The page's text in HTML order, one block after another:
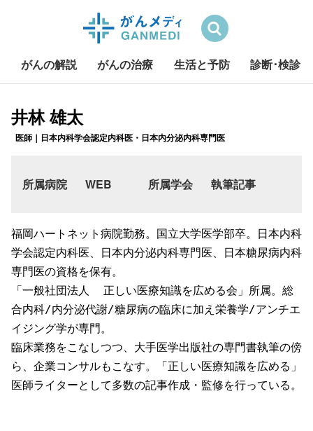
検索
がんの解説 がんの治療 生活と予防 診断･検診
井林 雄太
医師｜日本内科学会認定内科医・日本内分泌内科専門医
所属病院 WEB 所属学会 執筆記事
福岡ハートネット病院勤務。国立大学医学部卒。日本内科
学会認定内科医、日本内分泌内科専門医、日本糖尿病内科
専門医の資格を保有。
「一般社団法人  正しい医療知識を広める会」所属。総
合内科/内分泌代謝/糖尿病の臨床に加え栄養学/アンチエ
イジング学が専門。
臨床業務をこなしつつ、大手医学出版社の専門書執筆の傍
ら、企業コンサルもこなす。「正しい医療知識を広める」
医師ライターとして多数の記事作成・監修を行っている。